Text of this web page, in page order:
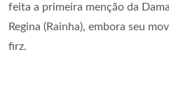
feita a primeira menção da
Regina (Rainha), embora seu
firz.